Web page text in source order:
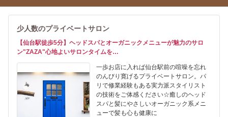
少人数のプライベートサロン
【仙台駅徒歩5分】ヘッドスパとオーガニックメニューが魅力のサロ
ン"ZAZA"心地よいサロンタイムを…
一歩お店に入れば仙台駅前の喧噪を忘れ
のんびり寛げるプライベートサロン。パ
リで修業経験もある実力派スタイリスト
の技術をご体感ください☆癒しのヘッド
スパと髪にやさしいオーガニック系メニ
ューで髪も心も健康に